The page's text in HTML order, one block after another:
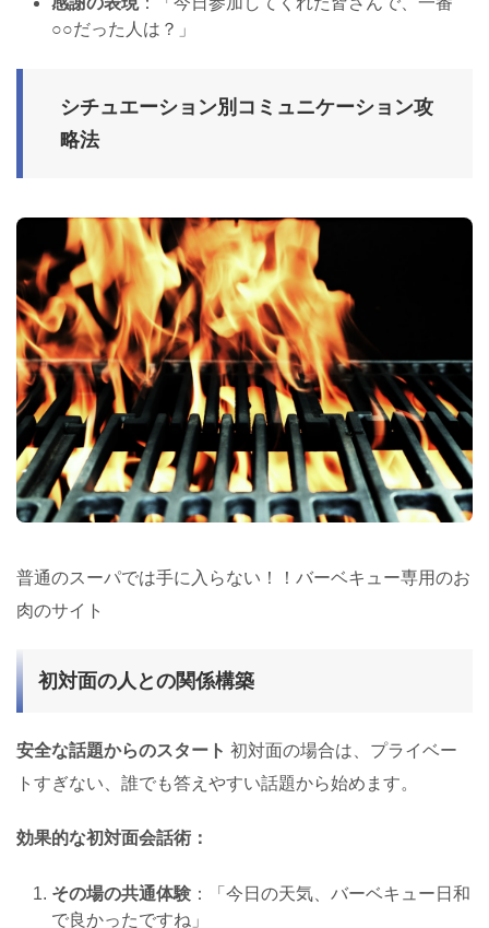
○○だった人は？」
シチュエーション別コミュニケーション攻
略法
普通のスーパでは手に入らない！！バーベキュー専用のお
肉のサイト
初対面の人との関係構築
安全な話題からのスタート 初対面の場合は、プライベー
トすぎない、誰でも答えやすい話題から始めます。
効果的な初対面会話術：
その場の共通体験 ：「今日の天気、バーベキュー日和
で良かったですね」